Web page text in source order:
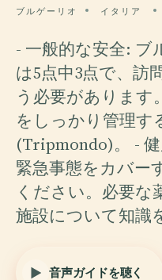
ブルゲーリオ イタリア
- 一般的な安全: ブ
は5点中3点で、訪
う必要があります
をしっかり管理す
(Tripmondo)。 -
緊急事態をカバー
ください。必要な
施設について知識
音声ガイドを聴く